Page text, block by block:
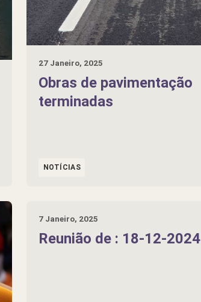
27 Janeiro, 2025
Obras de pavimentação
terminadas
NOTÍCIAS
7 Janeiro, 2025
Reunião de : 18-12-2024